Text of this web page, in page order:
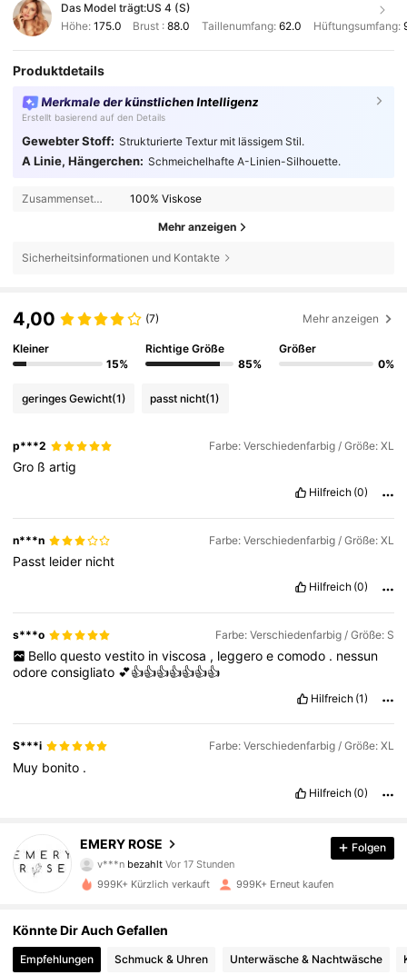
Das Model trägt:US 4 (S)
Höhe: 175.0 Brust :88.0 Taillenumfang: 62.0 Hüftungsumfang:
Produktdetails
Merkmale der künstlichen Intelligenz
Erstellt basierend auf den Details
Gewebter Stoff: Strukturierte Textur mit lässigem Stil.
A Linie, Hängerchen: Schmeichelhafte A-Linien-Silhouette.
Zusammensetzung: 100% Viskose
Mehr anzeigen
Sicherheitsinformationen und Kontakte
4,00 (7) Mehr anzeigen
Kleiner
15%
Richtige Größe
85%
Größer
0%
geringes Gewicht(1) passt nicht(1)
p***2 Farbe: Verschiedenfarbig / Größe: XL
Gro ßartig
Hilfreich (0)
n***n Farbe: Verschiedenfarbig / Größe: XL
Passt leider nicht
Hilfreich (0)
s***o Farbe: Verschiedenfarbig / Größe: S
Bello questo vestito in viscosa , leggero e comodo . nessun
odoreconsigliato 💕👍👍👍👍👍👍👍
Hilfreich (1)
S***i Farbe: Verschiedenfarbig / Größe: XL
Muy bonito .
Hilfreich (0)
EMERY ROSE
4,80
1.8M Follower
v***n bezahltVor 17 Stunden
4,80 1.8M Follower
Folgen
999K+ Kürzlich verkauft 999K+ Erneut kaufen
Könnte Dir Auch Gefallen
Empfehlungen Schmuck & Uhren Unterwäsche & Nachtwäsche